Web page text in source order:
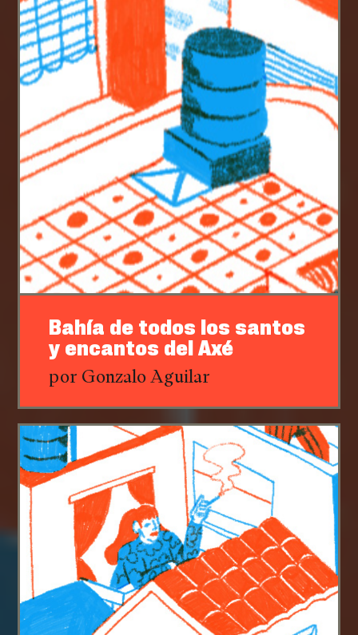
Bahía de todos los santos
y encantos del Axé
por Gonzalo Aguilar